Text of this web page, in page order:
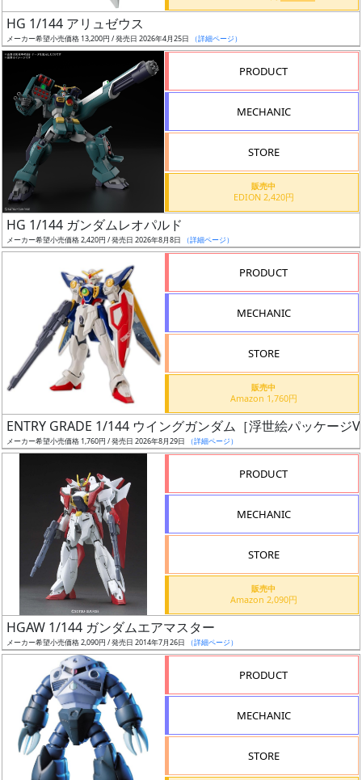
日
発
売
Web
プッ
シュ
通知
対象
ギ
ャ
ラ
価
格
定
予
HG 1/144 アリュゼウス
メーカー希望小売価格 13,200円 / 発売日 2026年4月25日 （詳細ページ）
PRODUCT
MECHANIC
STORE
販売中
EDION 2,420円
HG 1/144 ガンダムレオパルド
メーカー希望小売価格 2,420円 / 発売日 2026年8月8日 （詳細ページ）
PRODUCT
MECHANIC
STORE
販売中
Amazon 1,760円
ENTRY GRADE 1/144 ウイングガンダム［浮世絵パッケージ
メーカー希望小売価格 1,760円 / 発売日 2026年8月29日 （詳細ページ）
PRODUCT
MECHANIC
STORE
販売中
Amazon 2,090円
HGAW 1/144 ガンダムエアマスター
メーカー希望小売価格 2,090円 / 発売日 2014年7月26日 （詳細ページ）
PRODUCT
MECHANIC
STORE